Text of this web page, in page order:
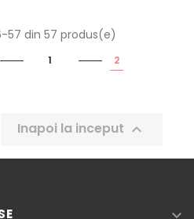
57 din 57 produs(e)
1 2
Inapoi la inceput 